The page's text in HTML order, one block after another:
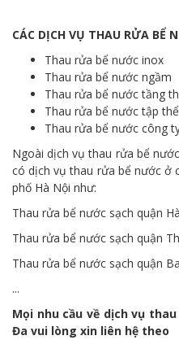
CÁC DỊCH VỤ THAU RỬA BỂ
Thau rửa bể nước inox
Thau rửa bể nước ngầm
Thau rửa bể nước tầng
Thau rửa bể nước tập thể
Thau rửa bể nước công
Ngoài dịch vụ thau rửa bể
có dịch vụ thau rửa bể nước ở
phố Hà Nội như:
Thau rửa bể nước sạch quận
Thau rửa bể nước sạch quận
Thau rửa bể nước sạch quận
...
Mọi nhu cầu về dịch vụ
Đa vui lòng xin liên hệ theo